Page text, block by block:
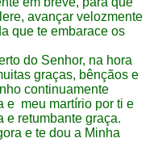
avançar velozmente
que te embarace os
do Senhor, na hora
graças, bênçãos e
continuamente
e meu martírio por ti e
e retumbante graça.
e te dou a Minha